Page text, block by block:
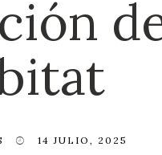
14 JULIO, 2025